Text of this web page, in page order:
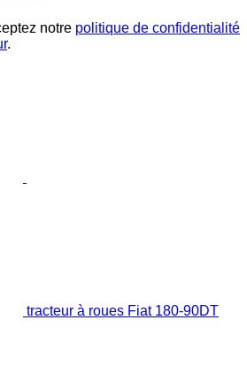
notre politique de confidentialité
.
tracteur à roues Fiat 180-90DT